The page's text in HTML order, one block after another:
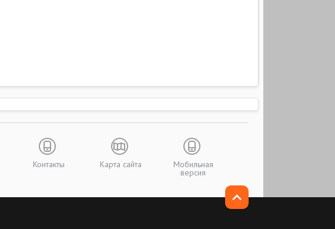
Контакты Карта сайта Мобильная
версия